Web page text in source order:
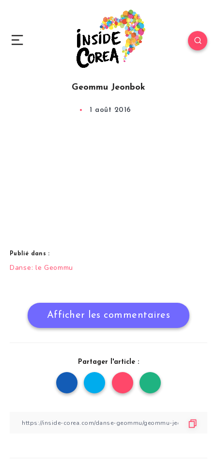
Geommu Jeonbok
1 août 2016
Publié dans :
Navigation
Danse: le Geommu
Afficher les commentaires
Partager l'article :